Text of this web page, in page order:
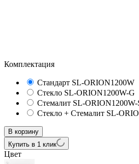
Комплектация
Стандарт SL-ORION1200W
Стекло SL-ORION1200W-G
Стемалит SL-ORION1200W-
Стекло + Стемалит SL-
В корзину
Купить в 1 клик
Цвет